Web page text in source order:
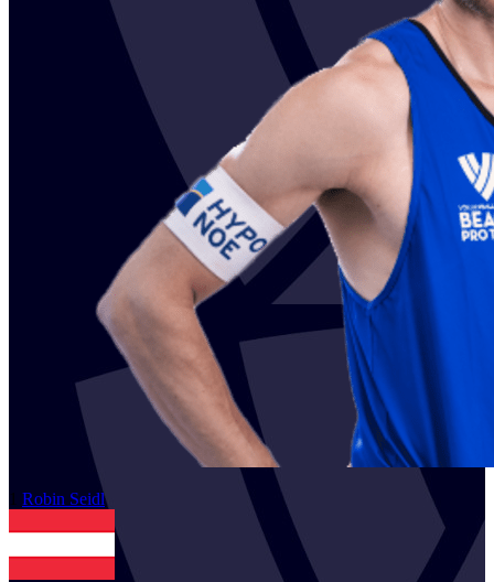
1 Robin Seidl